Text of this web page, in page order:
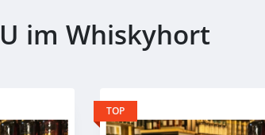
im Whiskyhort
TOP